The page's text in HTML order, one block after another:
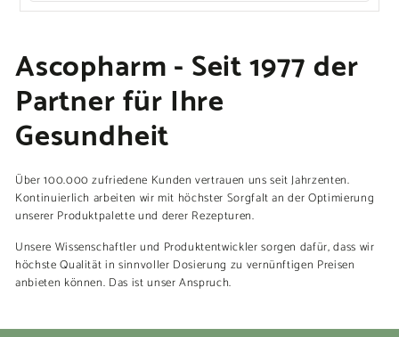
Ascopharm - Seit 1977 der
Partner für Ihre
Gesundheit
Über 100.000 zufriedene Kunden vertrauen uns seit Jahrzenten.
Kontinuierlich arbeiten wir mit höchster Sorgfalt an der Optimierung
unserer Produktpalette und derer Rezepturen.
Unsere Wissenschaftler und Produktentwickler sorgen dafür, dass wir
höchste Qualität in sinnvoller Dosierung zu vernünftigen Preisen
anbieten können. Das ist unser Anspruch.